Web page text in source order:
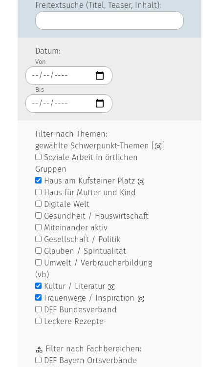
Freitextsuche (Titel, Teaser, Inhalt):
Datum:
Von
Bis
Filter nach Themen:
gewählte Schwerpunkt-Themen [
Soziale Arbeit in örtlichen
Gruppen
Haus am Kufsteiner Platz
Haus für Mutter und Kind
Digitale Welt
Gesundheit / Hauswirtschaft
Miteinander aktiv
Gesellschaft / Politik
Glauben / Spiritualität
Umwelt / Verbraucherbildung
(vb)
Kultur / Literatur
Frauenwege / Inspiration
DEF Bundesverband
Leckere Rezepte
Filter nach Fachbereichen:
DEF Bayern Ortsverbände